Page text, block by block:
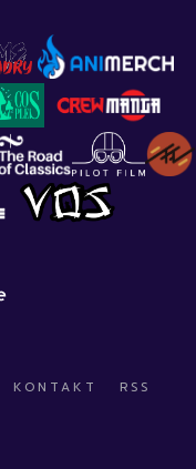
KONTAKT RSS